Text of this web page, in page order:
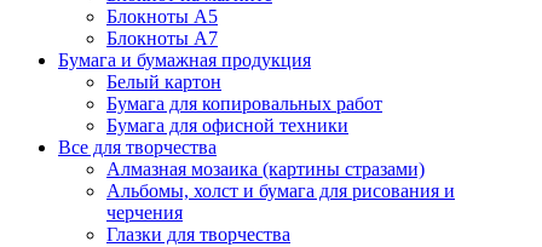
Блокноты А5
Блокноты А7
Бумага и бумажная продукция
Белый картон
Бумага для копировальных работ
Бумага для офисной техники
Все для творчества
Алмазная мозаика (картины стразами)
Альбомы, холст и бумага для рисования и
черчения
Глазки для творчества